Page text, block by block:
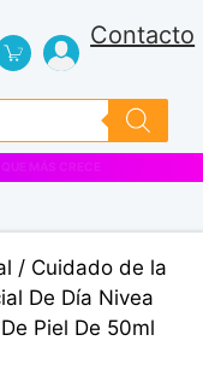
Contacto
/ Cuidado de la
De Día Nivea
Piel De 50ml